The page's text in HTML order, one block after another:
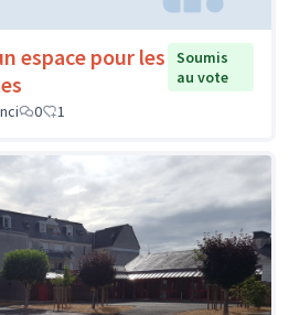
espace pour les
Soumis
au vote
0 1